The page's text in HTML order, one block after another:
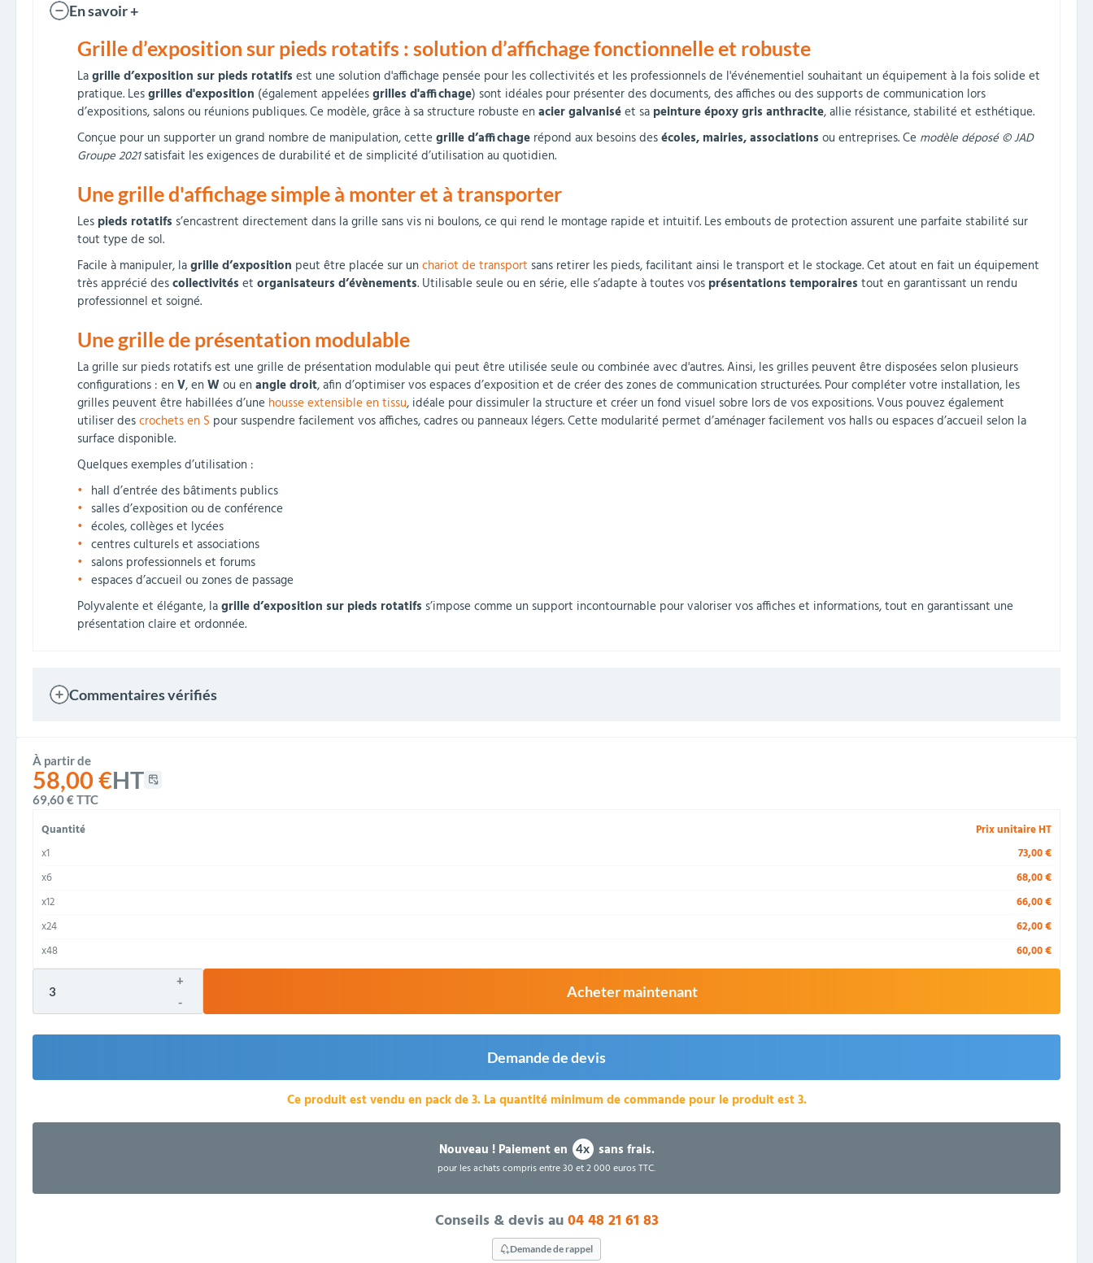
À partir de
58,00 €HT
69,60 €TTC
Quantité
Prix unitaire HT
x1
73,00 €
x6
68,00 €
x12
66,00 €
x24
62,00 €
x48
60,00 €
+
-
Acheter maintenant
Demande de devis
Ce produit est vendu en pack de 3. La quantité minimum de commande pour le produit est 3.
Nouveau !Paiement en 4x sans frais.
pour les achats compris entre 30 et 2 000 euros TTC.
Conseils & devis au04 48 21 61 83
Demande de rappel
En savoir +
Grille d’exposition sur pieds rotatifs : solution d’affichage fonctionnelle et robuste
Lagrille d’exposition sur pieds rotatifs est une solution d'affichage pensée pour les collectivités et les professionnels de l'événementiel souhaitant un équipement à la fois solide et
pratique. Lesgrilles d'exposition (également appeléesgrilles d'affichage) sont idéales pour présenter des documents, des affiches ou des supports de communication lors
d’expositions, salons ou réunions publiques. Ce modèle, grâce à sa structure robuste en acier galvaniséet sa peinture époxy gris anthracite, allie résistance, stabilité et esthétique.
Conçue pour un supporter un grand nombre de manipulation, cette grille d’affichage répond aux besoins desécoles, mairies, associations ou entreprises. Ce modèle déposé © JAD
Groupe 2021satisfait les exigences de durabilité et de simplicité d’utilisation au quotidien.
Une grille d'affichage simple à monter et à transporter
Les pieds rotatifs s’encastrent directement dans la grille sans vis ni boulons, ce qui rend le montage rapide et intuitif. Les embouts de protection assurent une parfaite stabilité sur
tout type de sol.
Facile à manipuler, lagrille d’exposition peut être placée sur un chariot de transport sans retirer les pieds, facilitant ainsi le transport et le stockage. Cet atout en fait un équipement
très apprécié descollectivités et organisateurs d’évènements. Utilisable seule ou en série, elle s’adapte à toutes vos présentations temporaires tout en garantissant un rendu
professionnel et soigné.
Une grille de présentation modulable
La grille sur pieds rotatifs est une grille de présentation modulable qui peut être utilisée seule ou combinée avec d'autres. Ainsi, les grilles peuvent être disposées selon plusieurs
configurations : en V, en Wou en angle droit, afin d’optimiser vos espaces d’exposition et de créer des zones de communication structurées. Pour compléter votre installation, les
grilles peuvent être habillées d’une housse extensible en tissu, idéale pour dissimuler la structure et créer un fond visuel sobre lors de vos expositions. Vous pouvez également
utiliser descrochets en S pour suspendre facilement vos affiches, cadres ou panneaux légers. Cette modularité permet d’aménager facilement vos halls ou espaces d’accueil selon la
surface disponible.
Quelques exemples d’utilisation :
hall d’entrée des bâtiments publics
salles d’exposition ou de conférence
écoles, collèges et lycées
centres culturels et associations
salons professionnels et forums
espaces d’accueil ou zones de passage
Polyvalente et élégante, lagrille d’exposition sur pieds rotatifs s’impose comme un support incontournable pour valoriser vos affiches et informations, tout en garantissant une
présentation claire et ordonnée.
Commentaires vérifiés